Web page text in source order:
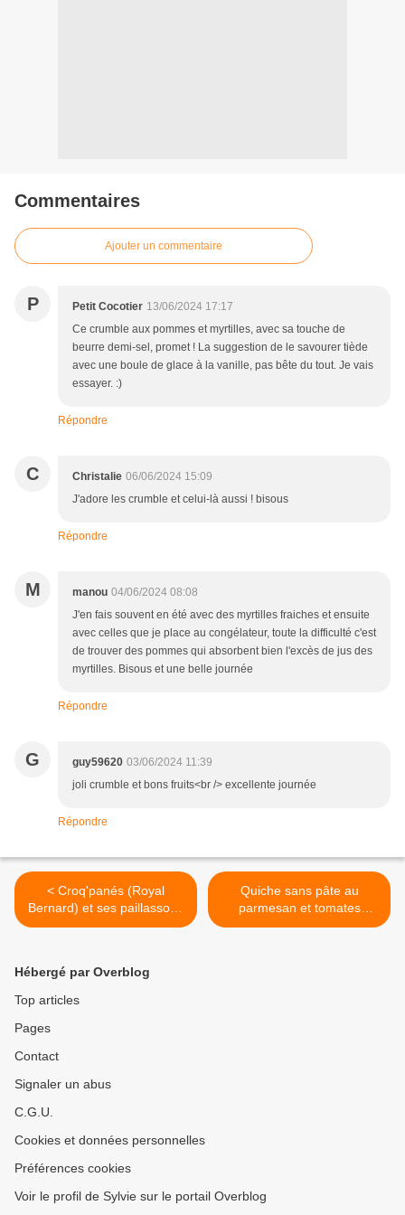
Commentaires
Ajouter un commentaire
P Petit Cocotier 13/06/2024 17:17
Ce crumble aux pommes et myrtilles, avec sa touche de
beurre demi-sel, promet ! La suggestion de le savourer tiède
avec une boule de glace à la vanille, pas bête du tout. Je vais
essayer. :)
Répondre
C Christalie 06/06/2024 15:09
J'adore les crumble et celui-là aussi ! bisous
Répondre
M manou 04/06/2024 08:08
J'en fais souvent en été avec des myrtilles fraiches et ensuite
avec celles que je place au congélateur, toute la difficulté c'est
de trouver des pommes qui absorbent bien l'excès de jus des
myrtilles. Bisous et une belle journée
Répondre
G guy59620 03/06/2024 11:39
joli crumble et bons fruits<br /> excellente journée
Répondre
< Croq'panés (Royal
Bernard) et ses paillassons
de pommes de terre
Quiche sans pâte au
parmesan et tomates
séchées >
Hébergé par Overblog
Top articles
Pages
Contact
Signaler un abus
C.G.U.
Cookies et données personnelles
Préférences cookies
Voir le profil de Sylvie sur le portail Overblog